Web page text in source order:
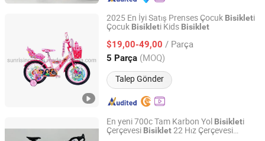
2025 En İyi Satış Prenses Çocuk Bisikleti
Çocuk Bisikleti Kids Bisiklet
$19,00-49,00 / Parça
5 Parça (MOQ)
Talep Gönder
Pingxiang Songma Children's Toys Co., Ltd
Hebei, China Fiyat 2024
En yeni 700c Tam Karbon Yol Bisikleti
Çerçevesi Bisiklet22 Hız Çerçevesi
Pingxiang Songma Children's Toys Co., Ltd